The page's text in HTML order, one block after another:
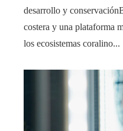
desarrollo y
costera y una plataforma
los ecosistemas coralino...